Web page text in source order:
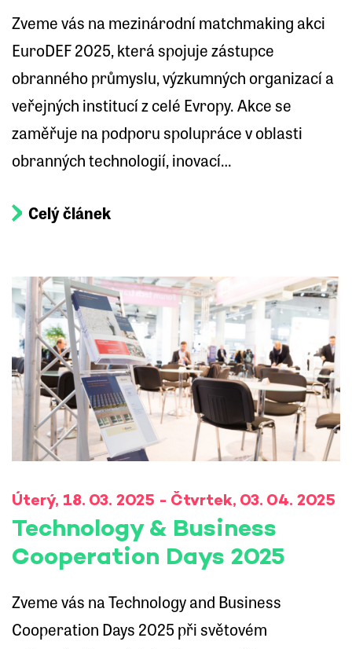
Zveme vás na mezinárodní matchmaking akci
EuroDEF 2025, která spojuje zástupce
obranného průmyslu, výzkumných organizací a
veřejných institucí z celé Evropy. Akce se
zaměřuje na podporu spolupráce v oblasti
obranných technologií, inovací…
Celý článek
Úterý, 18. 03. 2025 - Čtvrtek, 03. 04. 2025
Technology & Business
Cooperation Days 2025
Zveme vás na Technology and Business
Cooperation Days 2025 při světovém